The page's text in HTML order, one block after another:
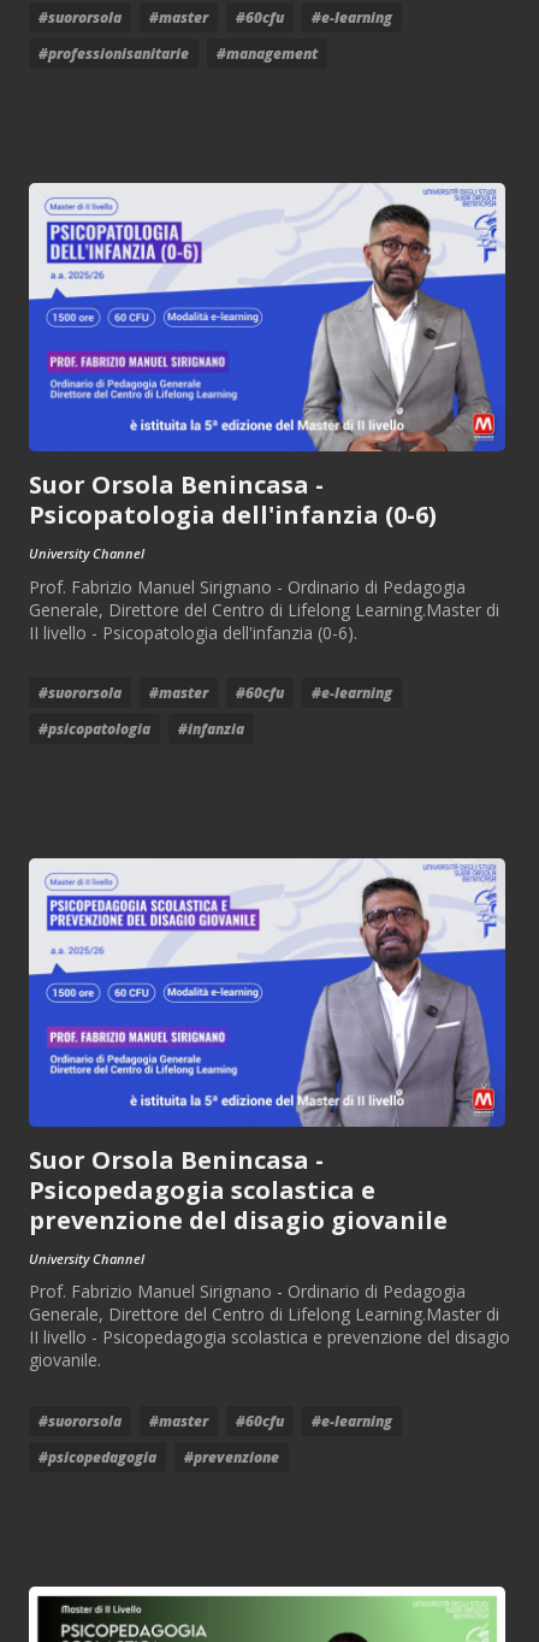
#suororsola #master #60cfu
#e-learning
#professionisanitarie
#management
Suor Orsola Benincasa -
Psicopatologia dell'infanzia (0-6)
University Channel
Prof. Fabrizio Manuel Sirignano - Ordinario di Pedagogia
Generale, Direttore del Centro di Lifelong Learning.Master di
II livello - Psicopatologia dell'infanzia (0-6).
#suororsola #master #60cfu
#e-learning
#psicopatologia
#infanzia
Suor Orsola Benincasa -
Psicopedagogia scolastica e
prevenzione del disagio giovanile
University Channel
Prof. Fabrizio Manuel Sirignano - Ordinario di Pedagogia
Generale, Direttore del Centro di Lifelong Learning.Master di
II livello - Psicopedagogia scolastica e prevenzione del disagio
giovanile.
#suororsola #master #60cfu
#e-learning
#psicopedagogia
#prevenzione